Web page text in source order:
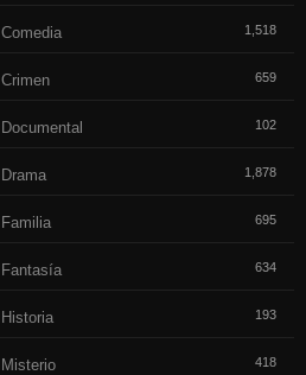
Comedia 1,518
Crimen 659
Documental 102
Drama 1,878
Familia 695
Fantasía 634
Historia 193
Misterio 418